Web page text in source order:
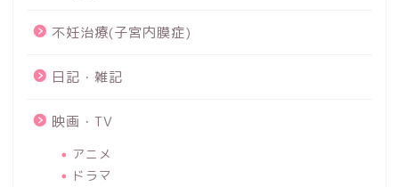
不妊治療(子宮内膜症)
日記・雑記
映画・TV
アニメ
ドラマ